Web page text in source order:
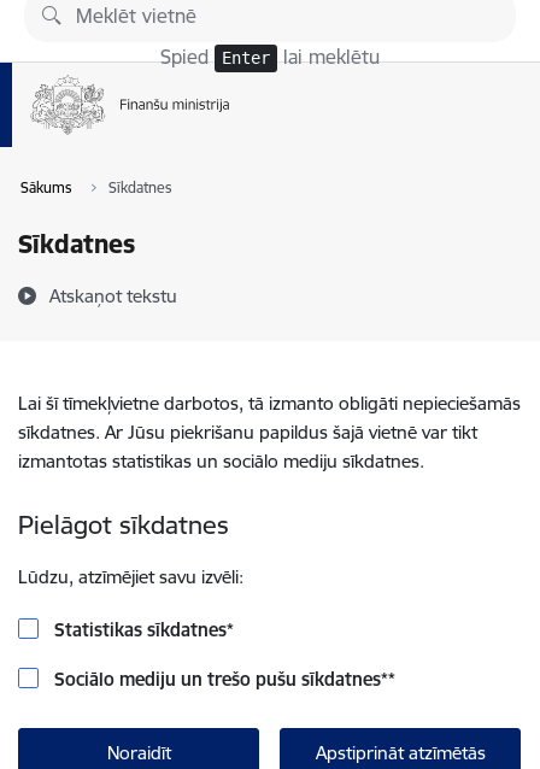
Pāriet uz lapas saturu
Spied Enter lai meklētu
Sākums Sīkdatnes
Sīkdatnes
Atskaņot tekstu
Lai šī tīmekļvietne darbotos, tā izmanto obligāti nepieciešamās
sīkdatnes. Ar Jūsu piekrišanu papildus šajā vietnē var tikt
izmantotas statistikas un sociālo mediju sīkdatnes.
Pielāgot sīkdatnes
Lūdzu, atzīmējiet savu izvēli:
Statistikas sīkdatnes*
Sociālo mediju un trešo pušu sīkdatnes**
Noraidīt Apstiprināt atzīmētās